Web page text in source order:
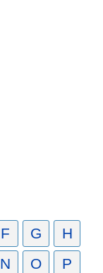
F G
H
N O
P